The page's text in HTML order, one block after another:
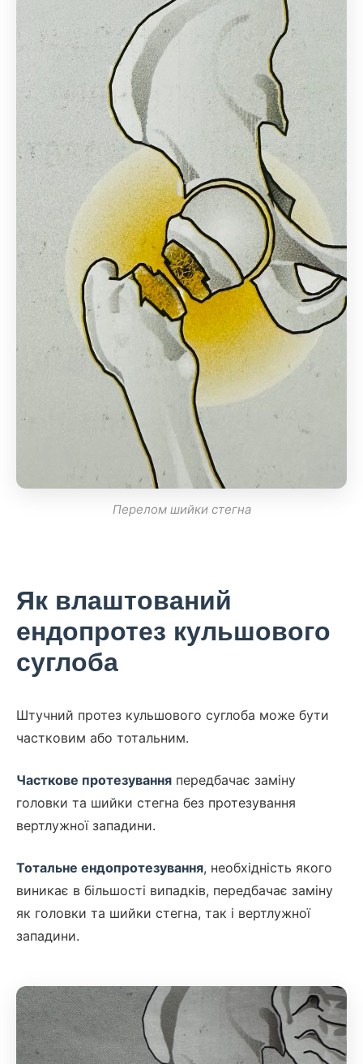
Перелом шийки стегна
Як влаштований
ендопротез кульшового
суглоба
Штучний протез кульшового суглоба може бути
частковим або тотальним.
Часткове протезування передбачає заміну
головки та шийки стегна без протезування
вертлужної западини.
Тотальне ендопротезування, необхідність якого
виникає в більшості випадків, передбачає заміну
як головки та шийки стегна, так і вертлужної
западини.